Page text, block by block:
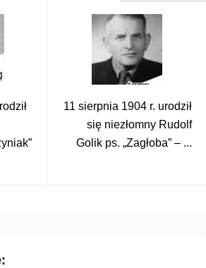
11 sierpnia 1904 r. urodził
się niezłomny Rudolf
Golik ps. „Zagłoba” – ...